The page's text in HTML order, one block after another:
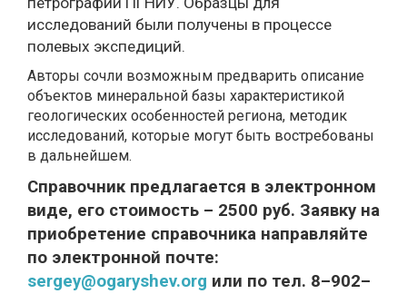
исследований были получены в процессе
полевых экспедиций.
Авторы сочли возможным предварить описание
объектов минеральной базы характеристикой
геологических особенностей региона, методик
исследований, которые могут быть востребованы
в дальнейшем.
Справочник предлагается в электронном
виде, его стоимость – 2500 руб. Заявку на
приобретение справочника направляйте
по электронной почте:
sergey@ogaryshev.org или по тел. 8–902–